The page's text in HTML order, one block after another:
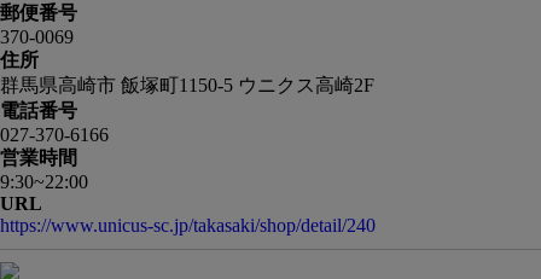
郵便番号
370-0069
住所
群馬県高崎市 飯塚町1150-5 ウニクス高崎2F
電話番号
027-370-6166
営業時間
9:30~22:00
URL
https://www.unicus-sc.jp/takasaki/shop/detail/240